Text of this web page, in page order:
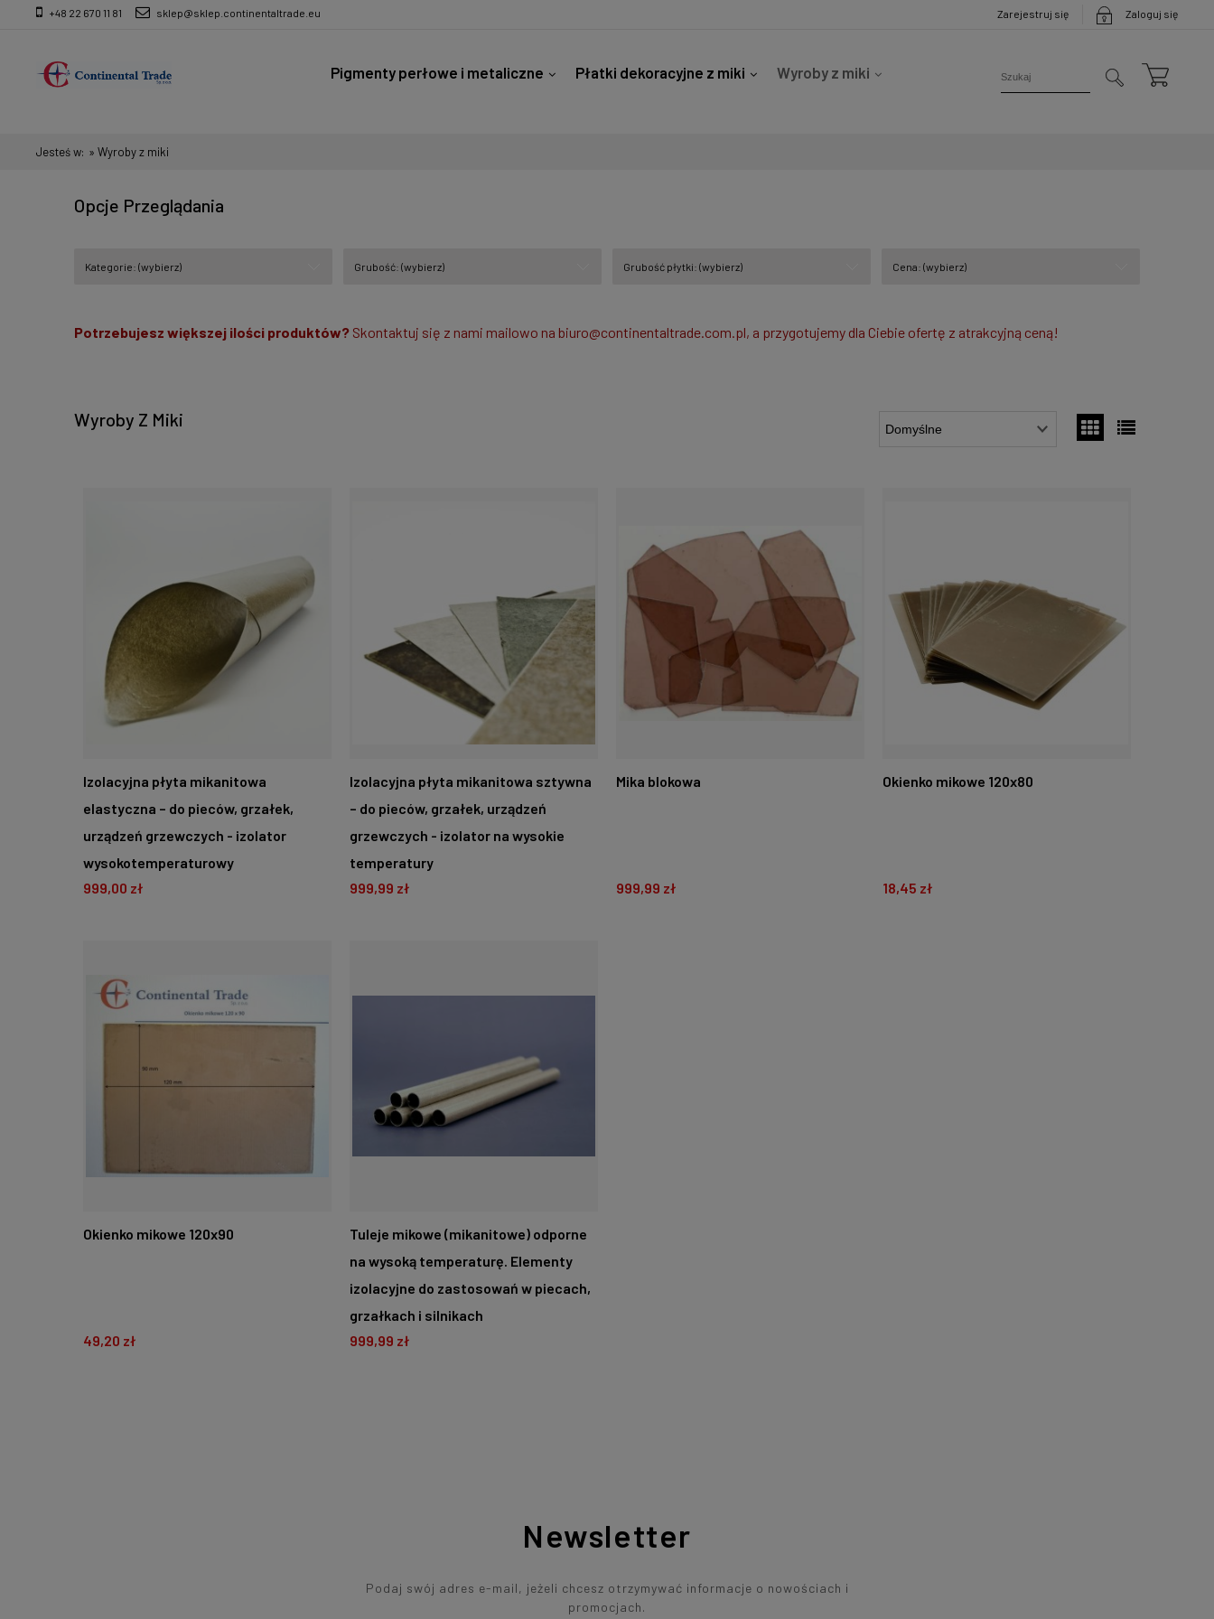
Zarejestruj się Zaloguj się
+48 22 670 11 81 sklep@sklep.continentaltrade.eu
Pigmenty perłowe i metaliczne Płatki dekoracyjne z miki
Wyroby z miki
Jesteś w: » Wyroby z miki
Opcje Przeglądania
Kategorie: (wybierz) Grubość: (wybierz) Grubość płytki: (wybierz) Cena: (wybierz)
Potrzebujesz większej ilości produktów? Skontaktuj się z nami mailowo na biuro@continentaltrade.com.pl, a przygotujemy dla Ciebie ofertę z atrakcyjną ceną!
Wyroby Z Miki
Izolacyjna płyta mikanitowa
elastyczna – do pieców, grzałek,
urządzeń grzewczych - izolator
wysokotemperaturowy
999,00 zł
Izolacyjna płyta mikanitowa sztywna
– do pieców, grzałek, urządzeń
grzewczych - izolator na wysokie
temperatury
999,99 zł
Mika blokowa
999,99 zł
Okienko mikowe 120x80
18,45 zł
Okienko mikowe 120x90
49,20 zł
Tuleje mikowe (mikanitowe) odporne
na wysoką temperaturę. Elementy
izolacyjne do zastosowań w piecach,
grzałkach i silnikach
999,99 zł
Newsletter
Podaj swój adres e-mail, jeżeli chcesz otrzymywać informacje o nowościach i
promocjach.